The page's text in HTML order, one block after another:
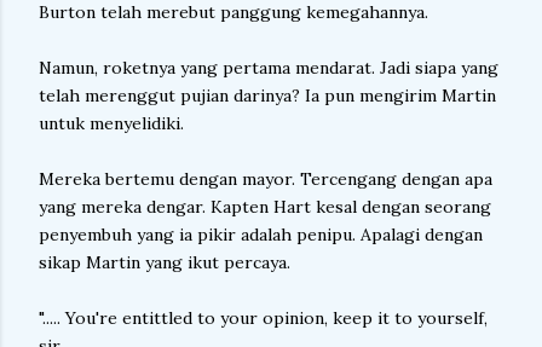
Burton telah merebut panggung kemegahannya.
Namun, roketnya yang pertama mendarat. Jadi siapa yang
telah merenggut pujian darinya? Ia pun mengirim Martin
untuk menyelidiki.
Mereka bertemu dengan mayor. Tercengang dengan apa
yang mereka dengar. Kapten Hart kesal dengan seorang
penyembuh yang ia pikir adalah penipu. Apalagi dengan
sikap Martin yang ikut percaya.
"..... You're entittled to your opinion, keep it to yourself,